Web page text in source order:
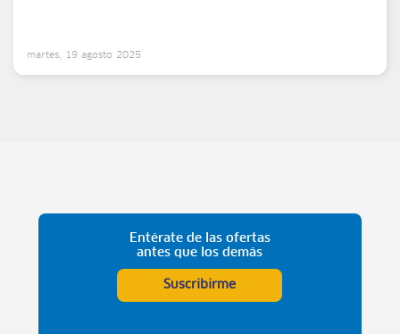
martes, 19 agosto 2025
Entérate de las ofertas
antes que los demás
Suscribirme